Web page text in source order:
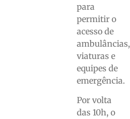
para
permitir o
acesso de
ambulâncias,
viaturas e
equipes de
emergência.
Por volta
das 10h, o